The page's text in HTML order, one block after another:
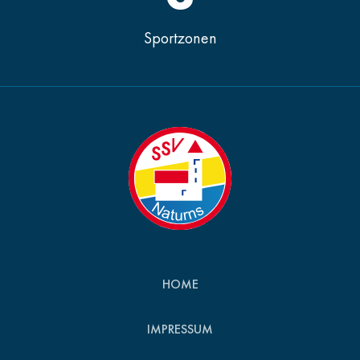
Sportzonen
HOME
IMPRESSUM